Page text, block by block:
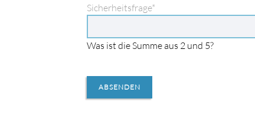
Pflichtfeld
Sicherheitsfrage*
Was ist die Summe aus 2 und 5?
ABSENDEN